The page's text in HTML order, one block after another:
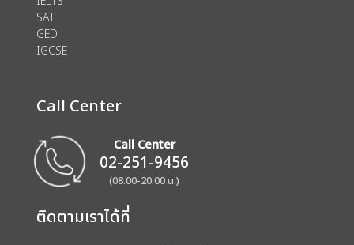
SAT
GED
IGCSE
Call Center
Call Center
02-251-9456
(08.00-20.00 น.)
ติดตามเราได้ที่